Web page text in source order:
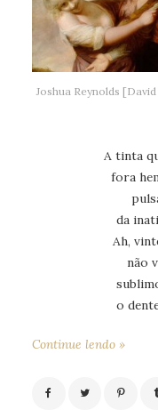
Joshua Reynolds
A tinta
fora
da
Ah,
não
o
Continue lendo »